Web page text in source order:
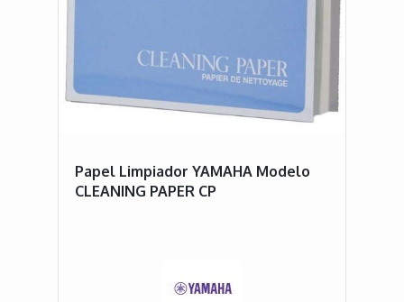
Papel Limpiador YAMAHA Modelo
CLEANING PAPER CP